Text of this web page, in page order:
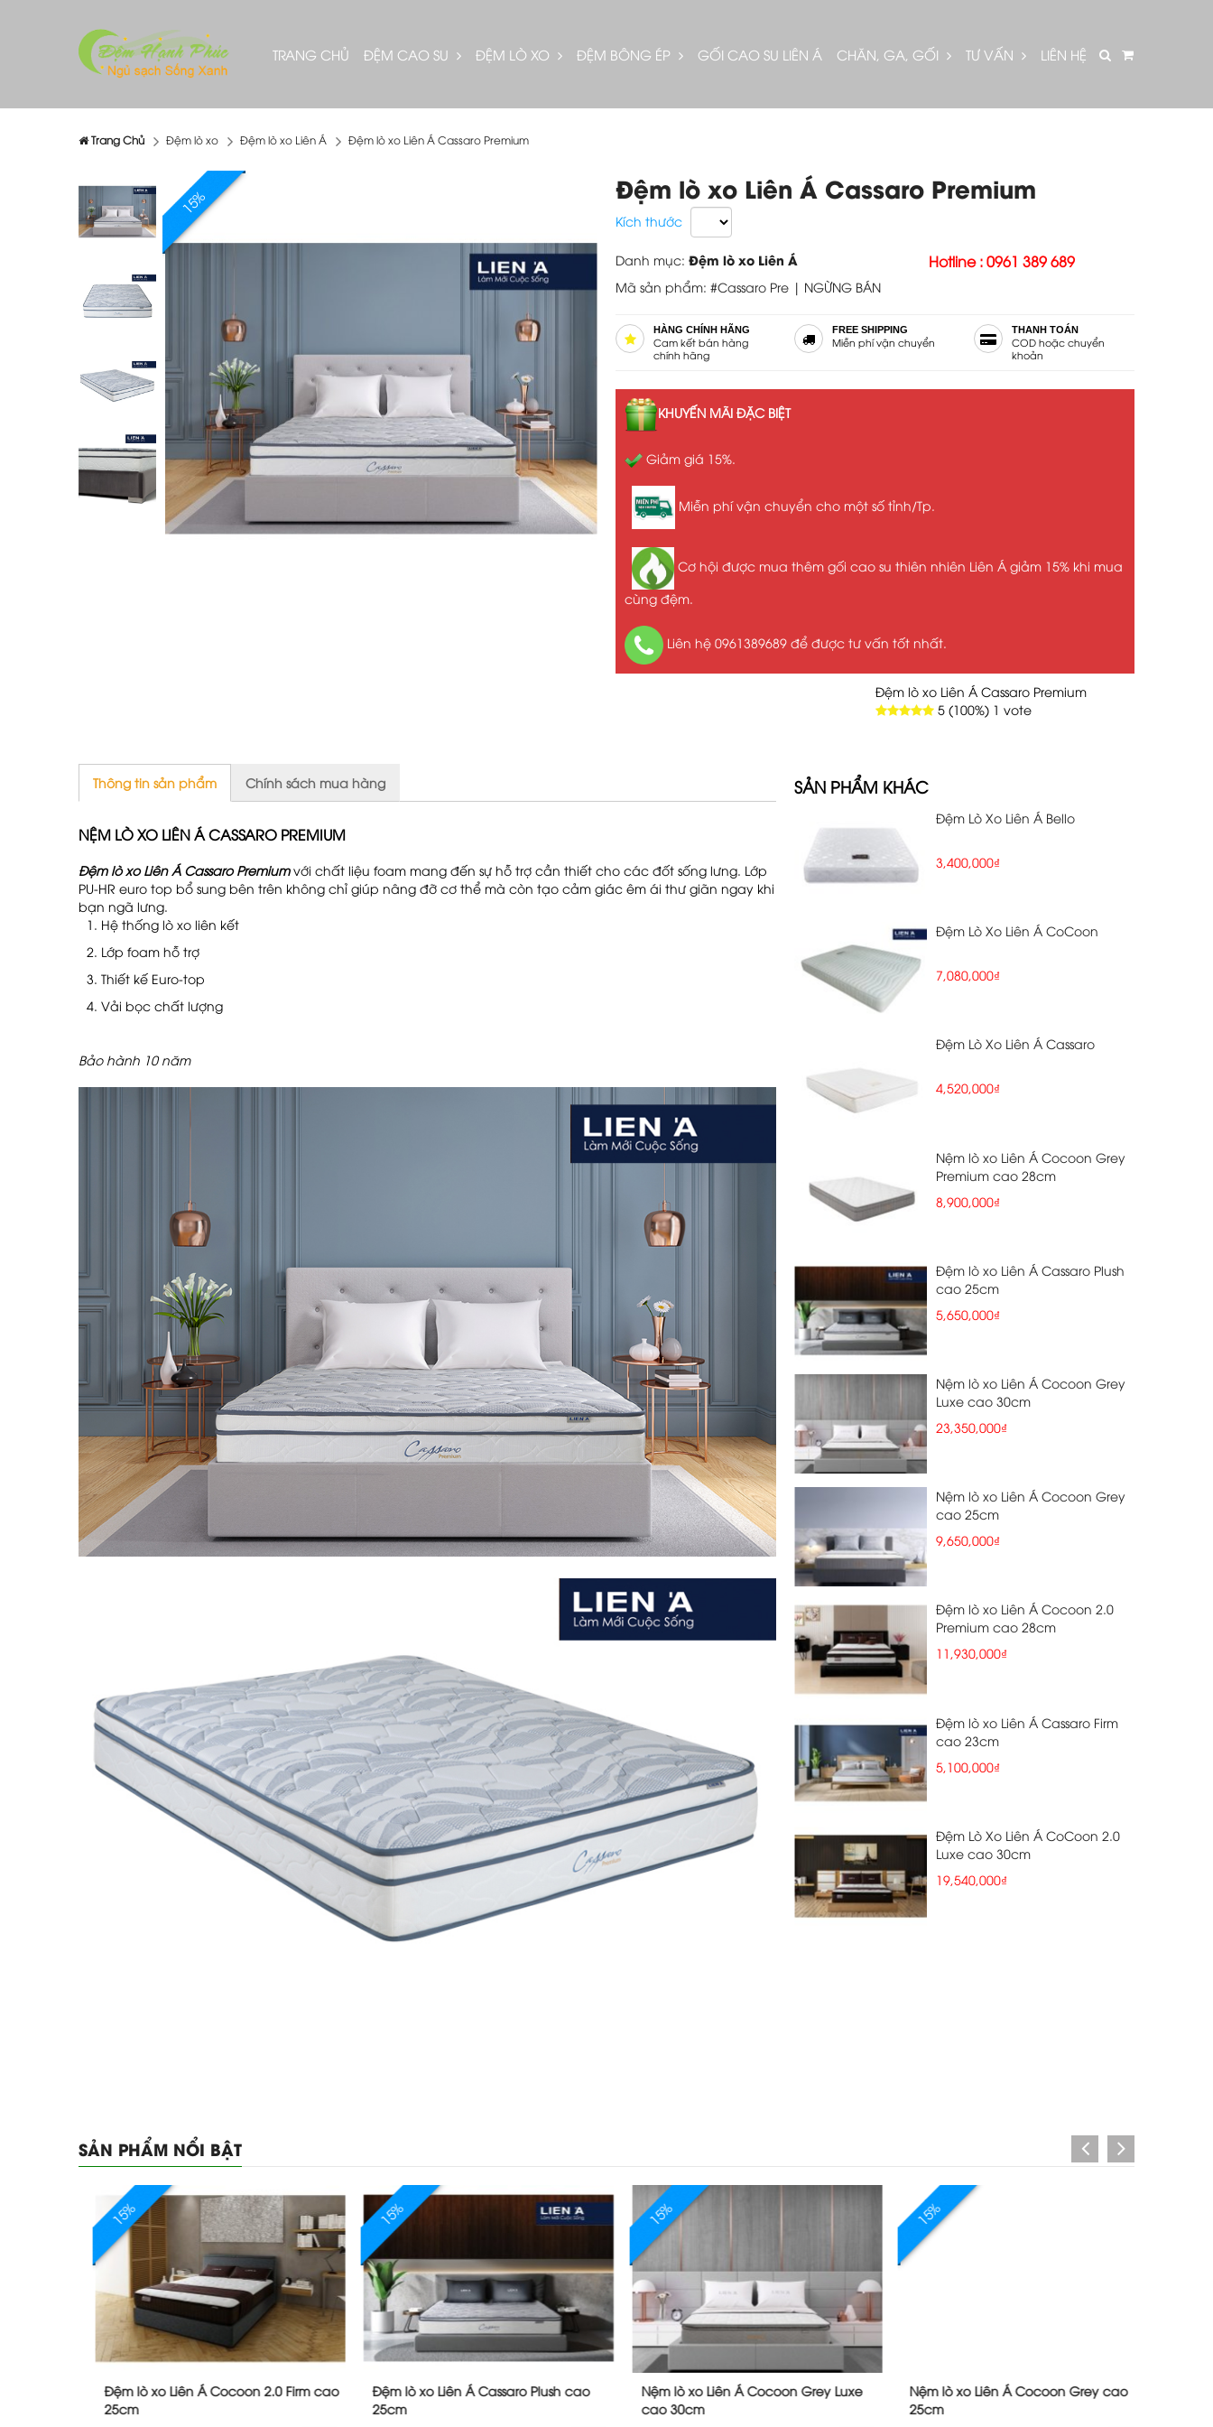
TRANG CHỦ ĐỆM CAO SU ĐỆM LÒ XO ĐỆM BÔNG ÉP GỐI CAO SU LIÊN Á CHĂN, GA, GỐI TƯ VẤN LIÊN HỆ
Trang Chủ Đệm lò xo Đệm lò xo Liên Á Đệm lò xo Liên Á Cassaro Premium
15% Đệm lò xo Liên Á Cassaro Premium
Kích thước
Danh mục: Đệm lò xo Liên Á
Mã sản phẩm: #Cassaro Pre | NGỪNG BÁN
Hotline : 0961 389 689
HÀNG CHÍNH HÃNG
Cam kết bán hàng
chính hãng
FREE SHIPPING
Miễn phí vận chuyển
THANH TOÁN
COD hoặc chuyển
khoản
KHUYẾN MÃI ĐẶC BIỆT
Giảm giá 15%.
Miễn phí vận chuyển cho một số tỉnh/Tp.
Cơ hội được mua thêm gối cao su thiên nhiên Liên Á giảm 15% khi mua
cùng đệm.
Liên hệ 0961389689 để được tư vấn tốt nhất.
Đệm lò xo Liên Á Cassaro Premium
5(100%) 1 vote
Thông tin sản phẩm Chính sách mua hàng
NỆM LÒ XO LIÊN Á CASSARO PREMIUM
Đệm lò xo Liên Á Cassaro Premiumvới chất liệu foam mang đến sự hỗ trợ cần thiết cho các đốt sống lưng. Lớp
PU-HR euro top bổ sung bên trên không chỉ giúp nâng đỡ cơ thể mà còn tạo cảm giác êm ái thư giãn ngay khi
bạn ngã lưng.
Hệ thống lò xo liên kết
Lớp foam hỗ trợ
Thiết kế Euro-top
Vải bọc chất lượng
Bảo hành 10 năm
SẢN PHẨM KHÁC
Đệm Lò Xo Liên Á Bello
3,400,000₫
Đệm Lò Xo Liên Á CoCoon
7,080,000₫
Đệm Lò Xo Liên Á Cassaro
4,520,000₫
Nệm lò xo Liên Á Cocoon Grey
Premium cao 28cm
8,900,000₫
Đệm lò xo Liên Á Cassaro Plush
cao 25cm
5,650,000₫
Nệm lò xo Liên Á Cocoon Grey
Luxe cao 30cm
23,350,000₫
Nệm lò xo Liên Á Cocoon Grey
cao 25cm
9,650,000₫
Đệm lò xo Liên Á Cocoon 2.0
Premium cao 28cm
11,930,000₫
Đệm lò xo Liên Á Cassaro Firm
cao 23cm
5,100,000₫
Đệm Lò Xo Liên Á CoCoon 2.0
Luxe cao 30cm
19,540,000₫
SẢN PHẨM NỔI BẬT
15%
Đệm lò xo Liên Á Cocoon 2.0 Firm cao
25cm
15%
Đệm lò xo Liên Á Cassaro Plush cao
25cm
15%
Nệm lò xo Liên Á Cocoon Grey Luxe
cao 30cm
15%
Nệm lò xo Liên Á Cocoon Grey cao
25cm